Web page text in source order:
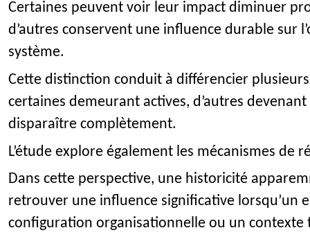
Certaines peuvent voir leur impact diminuer
d’autres conservent une influence durable sur
système.
Cette distinction conduit à différencier
certaines demeurant actives, d’autres
disparaître complètement.
L’étude explore également les mécanismes de
Dans cette perspective, une historicité
retrouver une influence significative lorsqu’un
configuration organisationnelle ou un